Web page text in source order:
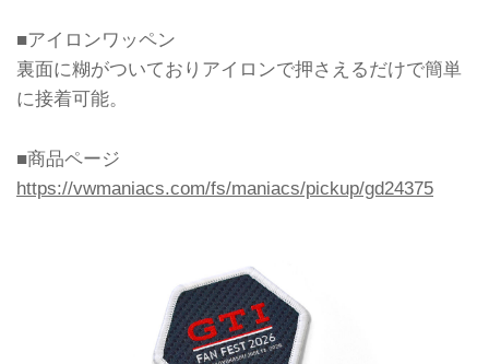
■アイロンワッペン
裏面に糊がついておりアイロンで押さえるだけで簡単
に接着可能。
■商品ページ
https://vwmaniacs.com/fs/maniacs/pickup/gd24375